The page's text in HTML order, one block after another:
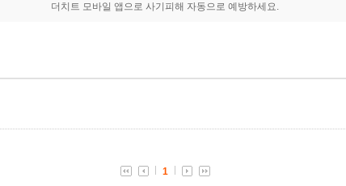
더치트 모바일 앱으로 사기피해 자동으로 예방하세요.